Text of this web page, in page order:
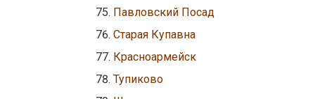
Павловский Посад
Старая Купавна
Красноармейск
Тупиково